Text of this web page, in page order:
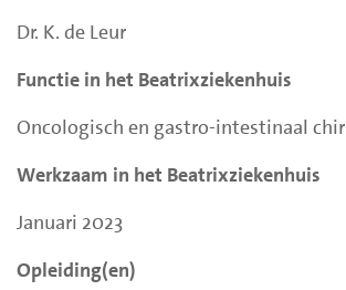
Dr. K. de Leur
Functie in het Beatrixziekenhuis
Oncologisch en gastro-intestinaal
Werkzaam in het Beatrixziekenhuis
Januari 2023
Opleiding(en)